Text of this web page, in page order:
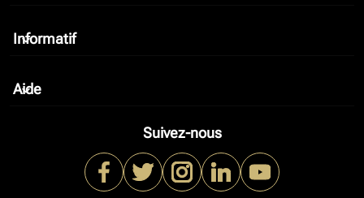
Informatif
keyboard_arrow_down
Aide
keyboard_arrow_down
Suivez-nous